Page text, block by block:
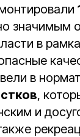
значимым
в
в
,
и